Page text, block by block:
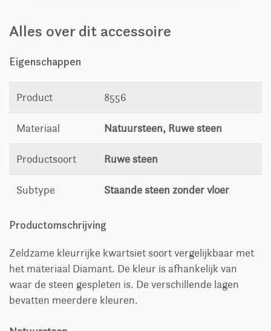
Alles over dit accessoire
Eigenschappen
Product 8556
Materiaal Natuursteen, Ruwe steen
Productsoort Ruwe steen
Subtype Staande steen zonder vloer
Productomschrijving
Zeldzame kleurrijke kwartsiet soort vergelijkbaar met
het materiaal Diamant. De kleur is afhankelijk van
waar de steen gespleten is. De verschillende lagen
bevatten meerdere kleuren.